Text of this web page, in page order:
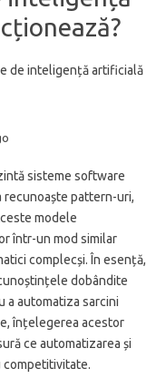
de inteligență artificială
sisteme software
recunoaște pattern-uri,
modele
într-un mod similar
complecși. În esență,
dobândite
a automatiza sarcini
înțelegerea acestor
ce automatizarea și
competitivitate.